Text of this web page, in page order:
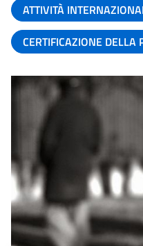
ATTIVITÀ
CERTIFICAZIONE DELLA